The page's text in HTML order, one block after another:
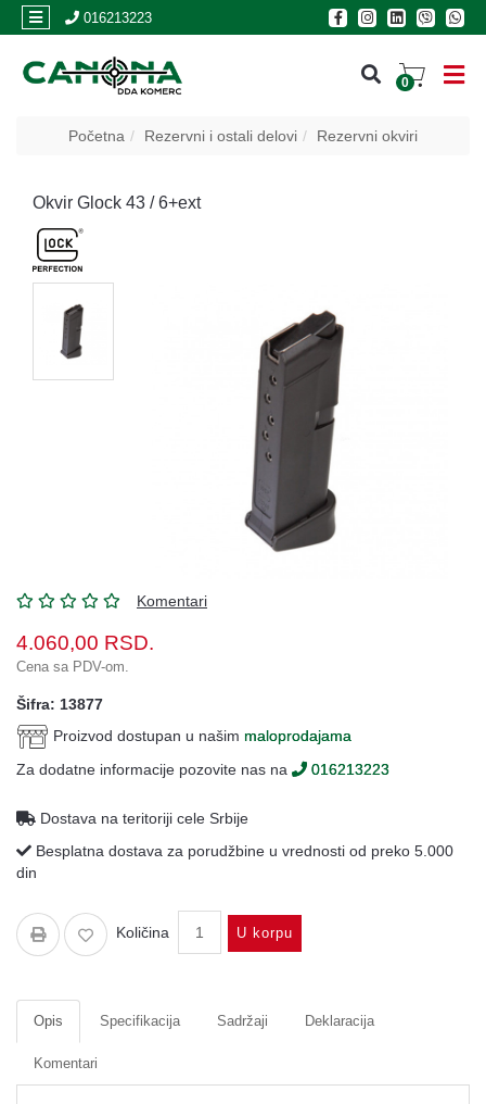
016213223
0
Početna Rezervni i ostali delovi Rezervni okviri
Okvir Glock 43 / 6+ext
Komentari
4.060,00 RSD.
Cena sa PDV-om.
Šifra: 13877
Proizvod dostupan u našim maloprodajama
Za dodatne informacije pozovite nas na
016213223
Dostava na teritoriji cele Srbije
Besplatna dostava za porudžbine u vrednosti od preko 5.000
din
Količina U korpu
Opis Specifikacija Sadržaji Deklaracija
Komentari